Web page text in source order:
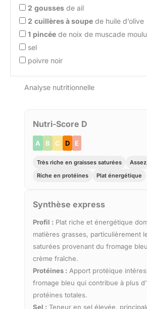
2 gousses de ail
2 cuillères à soupe de huile d’olive
1 pincée de noix de muscade
sel
poivre noir
Analyse nutritionnelle
Nutri-Score D
A B C D E
Très riche en graisses saturées
Riche en protéines
Plat énergétique
Synthèse express
Profil : Plat riche et énergétique
matières grasses, particulièrement
saturées provenant du fromage
crème fraîche.
Protéines : Apport protéique
fromage bleu qui contribue à plus
protéines totales.
Sel : Teneur en sel élevée,